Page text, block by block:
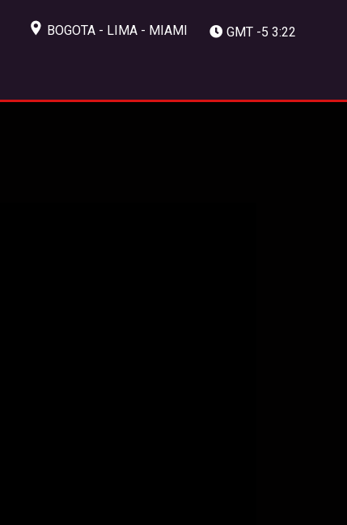
BOGOTA - LIMA - MIAMI GMT -5 3:22